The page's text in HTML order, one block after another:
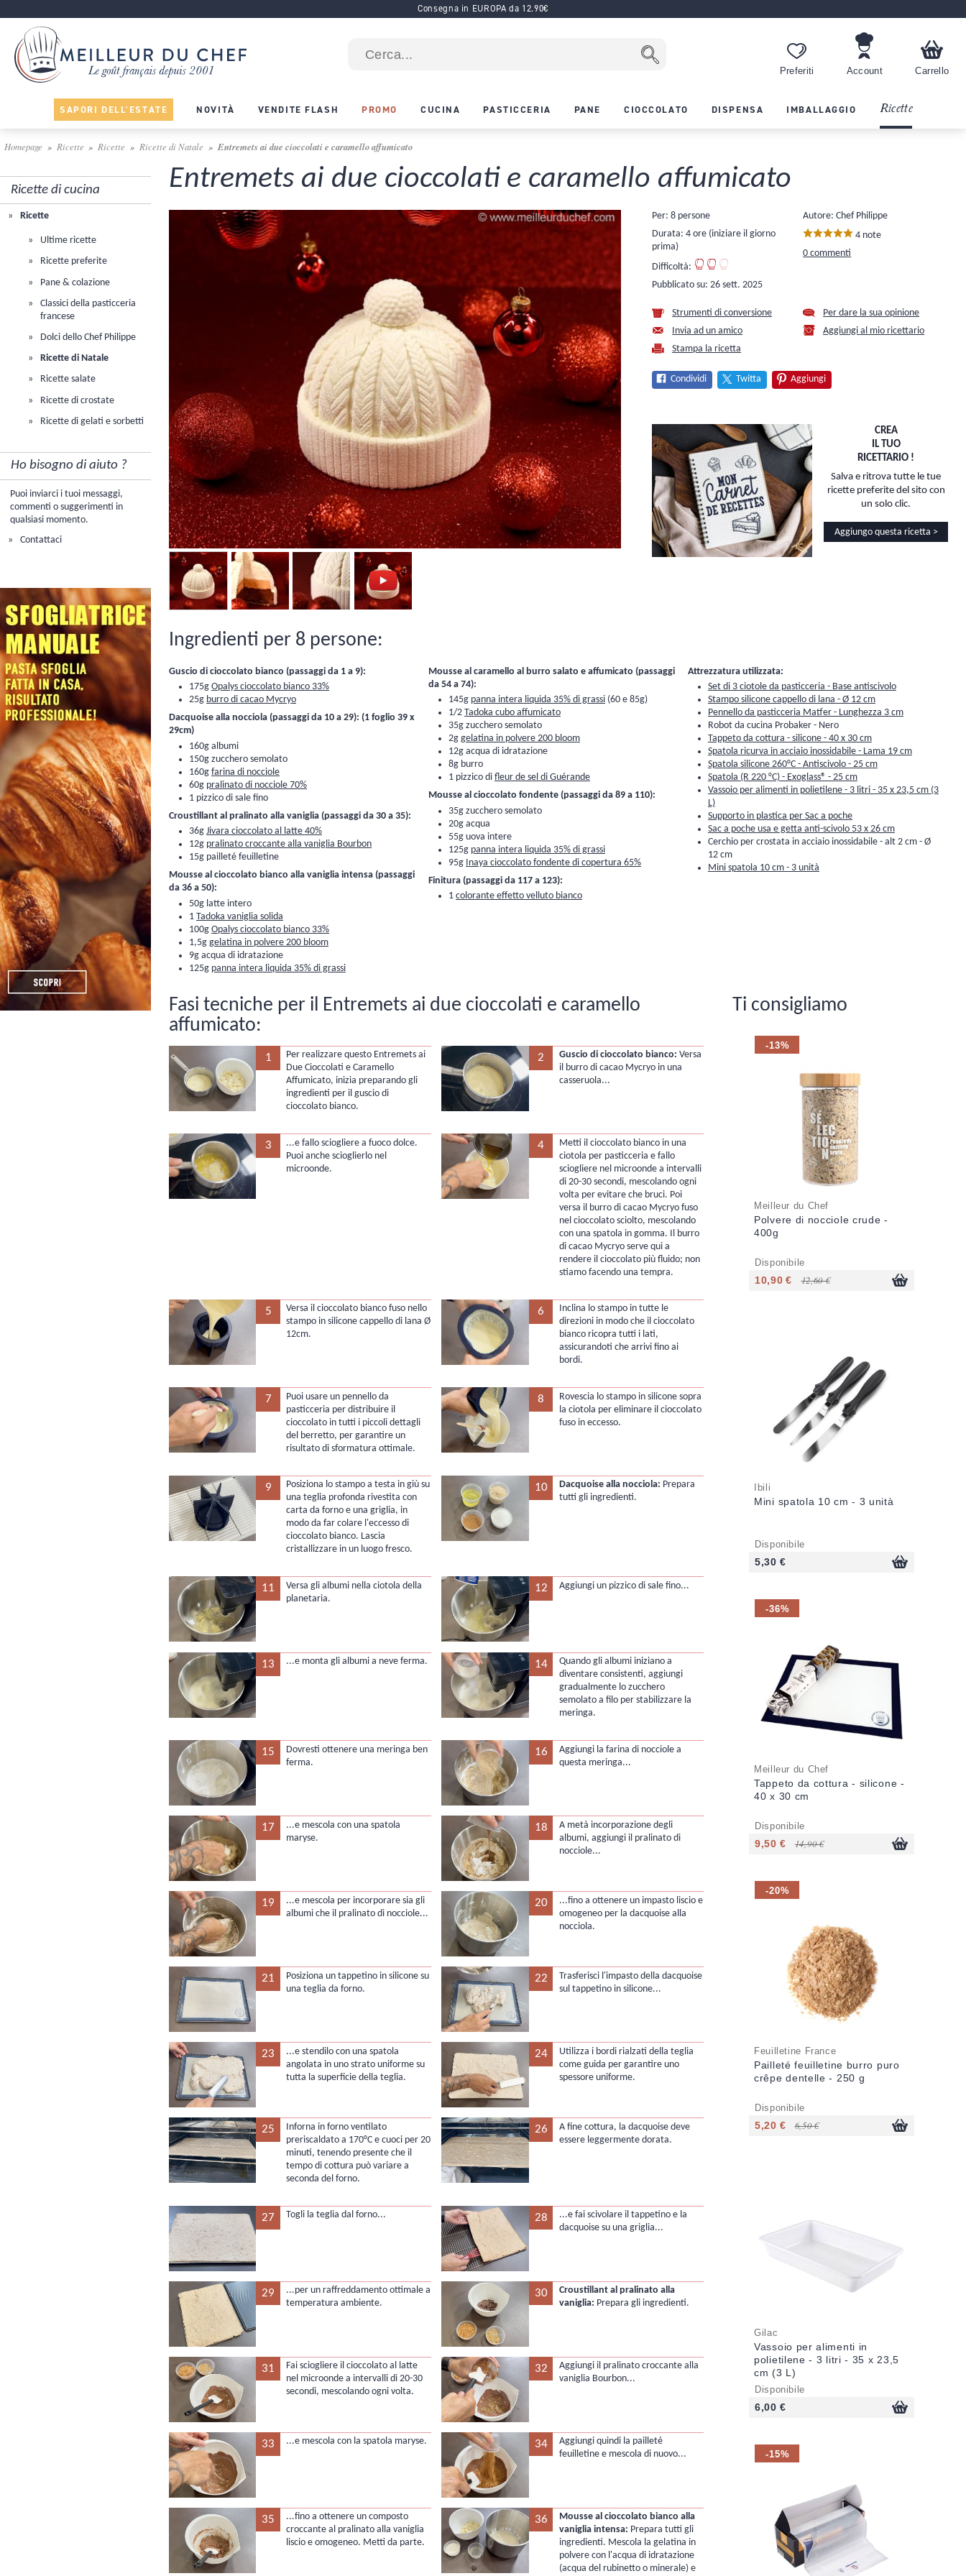
Consegna in EUROPA da 12.90€
Preferiti Account Carrello
SAPORI DELL'ESTATE NOVITÀ VENDITE FLASH PROMO CUCINA PASTICCERIA PANE CIOCCOLATO DISPENSA IMBALLAGGIO Ricette
Homepage Ricette Ricette Ricette di Natale Entremets ai due cioccolati e caramello affumicato
Ricette di cucina
Ricette
Ultime ricette
Ricette preferite
Pane & colazione
Classici della pasticceria
francese
Dolci dello Chef Philippe
Ricette di Natale
Ricette salate
Ricette di crostate
Ricette di gelati e sorbetti
Ho bisogno di aiuto ?
Puoi inviarci i tuoi messaggi,
commenti o suggerimenti in
qualsiasi momento.
Contattaci
Entremets ai due cioccolati e caramello affumicato
Per: 8 persone
Durata: 4 ore (iniziare il giorno
prima)
Difficoltà:
Pubblicato su:26 sett. 2025
Autore: Chef Philippe
4 note
0 commenti
Strumenti di conversione
Invia ad un amico
Stampa la ricetta
Per dare la sua opinione
Aggiungi al mio ricettario
Condividi Twitta Aggiungi
CREA
IL TUO
RICETTARIO !
Salva e ritrova tutte le tue
ricette preferite del sito con
un solo clic.
Aggiungo questa ricetta >
Ingredienti per 8 persone:
Guscio di cioccolato bianco (passaggi da 1 a 9):
175g Opalys cioccolato bianco 33%
25g burro di cacao Mycryo
Dacquoise alla nocciola (passaggi da 10 a 29): (1 foglio 39 x
29cm)
160g albumi
150g zucchero semolato
160g farina di nocciole
60g pralinato di nocciole 70%
1 pizzico di sale fino
Croustillant al pralinato alla vaniglia (passaggi da 30 a 35):
36g Jivara cioccolato al latte 40%
12g pralinato croccante alla vaniglia Bourbon
15g pailleté feuilletine
Mousse al cioccolato bianco alla vaniglia intensa (passaggi
da 36 a 50):
50g latte intero
1 Tadoka vaniglia solida
100g Opalys cioccolato bianco 33%
1,5g gelatina in polvere 200 bloom
9g acqua di idratazione
125g panna intera liquida 35% di grassi
Mousse al caramello al burro salato e affumicato (passaggi
da 54 a 74):
145g panna intera liquida 35% di grassi(60 e 85g)
1/2 Tadoka cubo affumicato
35g zucchero semolato
2g gelatina in polvere 200 bloom
12g acqua di idratazione
8g burro
1 pizzico di fleur de sel di Guérande
Mousse al cioccolato fondente (passaggi da 89 a 110):
35g zucchero semolato
20g acqua
55g uova intere
125g panna intera liquida 35% di grassi
95g Inaya cioccolato fondente di copertura 65%
Finitura (passaggi da 117 a 123):
1 colorante effetto velluto bianco
Attrezzatura utilizzata:
Set di 3 ciotole da pasticceria - Base antiscivolo
Stampo silicone cappello di lana - Ø 12 cm
Pennello da pasticceria Matfer - Lunghezza 3 cm
Robot da cucina Probaker - Nero
Tappeto da cottura - silicone - 40 x 30 cm
Spatola ricurva in acciaio inossidabile - Lama 19 cm
Spatola silicone 260°C - Antiscivolo - 25 cm
Spatola (R 220 °C) - Exoglass® - 25 cm
Vassoio per alimenti in polietilene - 3 litri - 35 x 23,5 cm (3
L)
Supporto in plastica per Sac a poche
Sac a poche usa e getta anti-scivolo 53 x 26 cm
Cerchio per crostata in acciaio inossidabile - alt 2 cm - Ø
12 cm
Mini spatola 10 cm - 3 unità
Ti consigliamo
-13%
Meilleur du Chef
Polvere di nocciole crude -
400g
Disponibile
10,90 € 12,60 €
Ibili
Mini spatola 10 cm - 3 unità
Disponibile
5,30 €
-36%
Meilleur du Chef
Tappeto da cottura - silicone -
40 x 30 cm
Disponibile
9,50 € 14,90 €
-20%
Feuilletine France
Pailleté feuilletine burro puro
crêpe dentelle - 250 g
Disponibile
5,20 € 6,50 €
Gilac
Vassoio per alimenti in
polietilene - 3 litri - 35 x 23,5
cm (3 L)
Disponibile
6,00 €
-15%
Fasi tecniche per il Entremets ai due cioccolati e caramello
affumicato:
1
Per realizzare questo Entremets ai
Due Cioccolati e Caramello
Affumicato, inizia preparando gli
ingredienti per il guscio di
cioccolato bianco.
2 Guscio di cioccolato bianco: Versa
il burro di cacao Mycryo in una
casseruola...
3
...e fallo sciogliere a fuoco dolce.
Puoi anche scioglierlo nel
microonde.
4
Metti il cioccolato bianco in una
ciotola per pasticceria e fallo
sciogliere nel microonde a intervalli
di 20-30 secondi, mescolando ogni
volta per evitare che bruci. Poi
versa il burro di cacao Mycryo fuso
nel cioccolato sciolto, mescolando
con una spatola in gomma. Il burro
di cacao Mycryo serve qui a
rendere il cioccolato più fluido; non
stiamo facendo una tempra.
5
Versa il cioccolato bianco fuso nello
stampo in silicone cappello di lana Ø
12cm.
6
Inclina lo stampo in tutte le
direzioni in modo che il cioccolato
bianco ricopra tutti i lati,
assicurandoti che arrivi fino ai
bordi.
7
Puoi usare un pennello da
pasticceria per distribuire il
cioccolato in tutti i piccoli dettagli
del berretto, per garantire un
risultato di sformatura ottimale.
8
Rovescia lo stampo in silicone sopra
la ciotola per eliminare il cioccolato
fuso in eccesso.
9
Posiziona lo stampo a testa in giù su
una teglia profonda rivestita con
carta da forno e una griglia, in
modo da far colare l'eccesso di
cioccolato bianco. Lascia
cristallizzare in un luogo fresco.
10 Dacquoise alla nocciola: Prepara
tutti gli ingredienti.
11
Versa gli albumi nella ciotola della
planetaria.
12 Aggiungi un pizzico di sale fino...
13 ...e monta gli albumi a neve ferma. 14
Quando gli albumi iniziano a
diventare consistenti, aggiungi
gradualmente lo zucchero
semolato a filo per stabilizzare la
meringa.
15
Dovresti ottenere una meringa ben
ferma.
16
Aggiungi la farina di nocciole a
questa meringa...
17
...e mescola con una spatola
maryse.
18
A metà incorporazione degli
albumi, aggiungi il pralinato di
nocciole...
19
...e mescola per incorporare sia gli
albumi che il pralinato di nocciole...
20
...fino a ottenere un impasto liscio e
omogeneo per la dacquoise alla
nocciola.
21
Posiziona un tappetino in silicone su
una teglia da forno.
22
Trasferisci l'impasto della dacquoise
sul tappetino in silicone...
23
...e stendilo con una spatola
angolata in uno strato uniforme su
tutta la superficie della teglia.
24
Utilizza i bordi rialzati della teglia
come guida per garantire uno
spessore uniforme.
25
Inforna in forno ventilato
preriscaldato a 170°C e cuoci per 20
minuti, tenendo presente che il
tempo di cottura può variare a
seconda del forno.
26
A fine cottura, la dacquoise deve
essere leggermente dorata.
27 Togli la teglia dal forno... 28
...e fai scivolare il tappetino e la
dacquoise su una griglia...
29
...per un raffreddamento ottimale a
temperatura ambiente.
30
Croustillant al pralinato alla
vaniglia: Prepara gli ingredienti.
31
Fai sciogliere il cioccolato al latte
nel microonde a intervalli di 20-30
secondi, mescolando ogni volta.
32
Aggiungi il pralinato croccante alla
vaniglia Bourbon...
33 ...e mescola con la spatola maryse. 34
Aggiungi quindi la pailleté
feuilletine e mescola di nuovo...
35
...fino a ottenere un composto
croccante al pralinato alla vaniglia
liscio e omogeneo. Metti da parte.
36
Mousse al cioccolato bianco alla
vaniglia intensa: Prepara tutti gli
ingredienti. Mescola la gelatina in
polvere con l'acqua di idratazione
(acqua del rubinetto o minerale) e